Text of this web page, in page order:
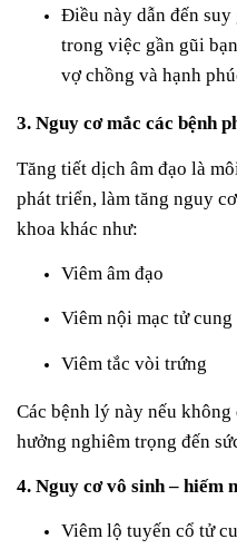
Điều này dẫn đến
trong việc gần gũi
vợ chồng và hạnh
3. Nguy cơ mắc các bệnh
Tăng tiết dịch âm đạo là
phát triển, làm tăng nguy
khoa khác như:
Viêm âm đạo
Viêm nội mạc tử cung
Viêm tắc vòi trứng
Các bệnh lý này nếu
hưởng nghiêm trọng đến
4. Nguy cơ vô sinh – hiếm
Viêm lộ tuyến cổ tử